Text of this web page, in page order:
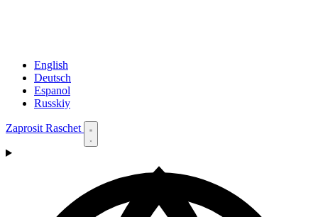
English
Deutsch
Espanol
Russkiy
Zaprosit Raschet